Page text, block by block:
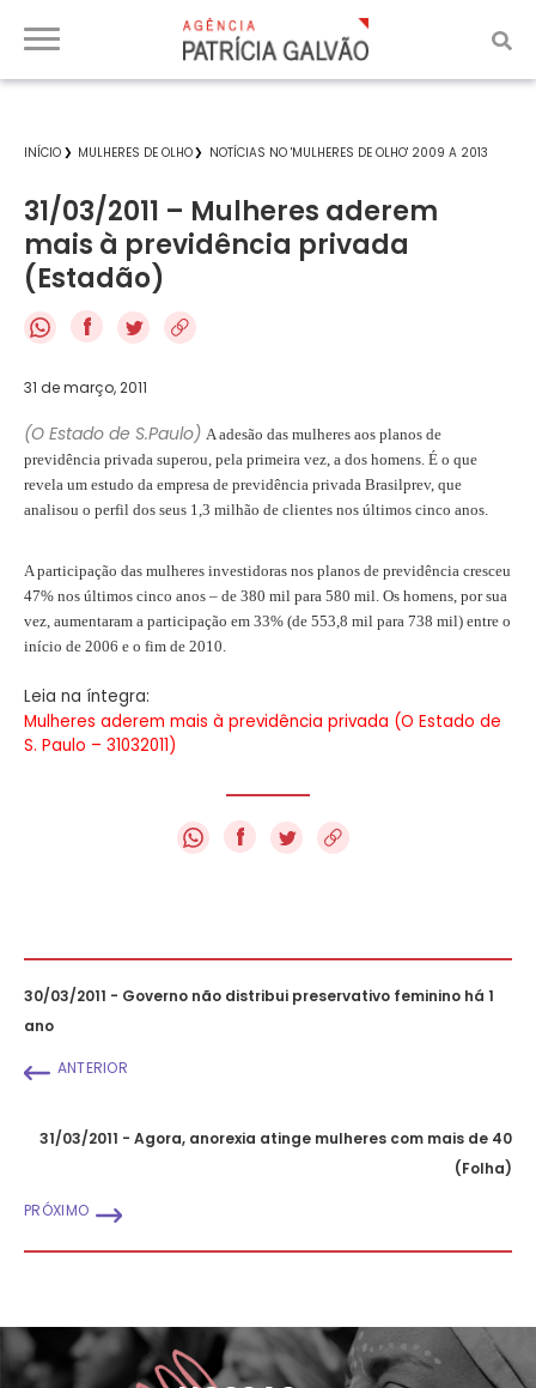
INÍCIO MULHERES DE OLHO NOTÍCIAS NO 'MULHERES DE OLHO' 2009 A 2013
31/03/2011 – Mulheres aderem
mais à previdência privada
(Estadão)
f
31 de março, 2011
(O Estado de S.Paulo) A adesão das mulheres aos planos de
previdência privada superou, pela primeira vez, a dos homens. É o que
revela um estudo da empresa de previdência privada Brasilprev, que
analisou o perfil dos seus 1,3 milhão de clientes nos últimos cinco anos.
A participação das mulheres investidoras nos planos de previdência cresceu
47% nos últimos cinco anos – de 380 mil para 580 mil. Os homens, por sua
vez, aumentaram a participação em 33% (de 553,8 mil para 738 mil) entre o
início de 2006 e o fim de 2010.
Leia na íntegra:
Mulheres aderem mais à previdência privada (O Estado de
S. Paulo – 31032011)
f
30/03/2011 - Governo não distribui preservativo feminino há 1
ano
ANTERIOR
31/03/2011 - Agora, anorexia atinge mulheres com mais de 40
(Folha)
PRÓXIMO